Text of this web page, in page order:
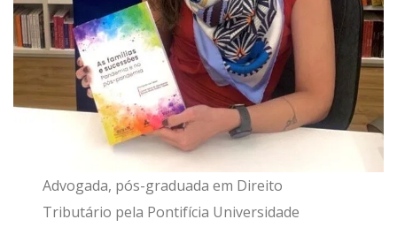
Advogada, pós-graduada em Direito
Tributário pela Pontifícia Universidade